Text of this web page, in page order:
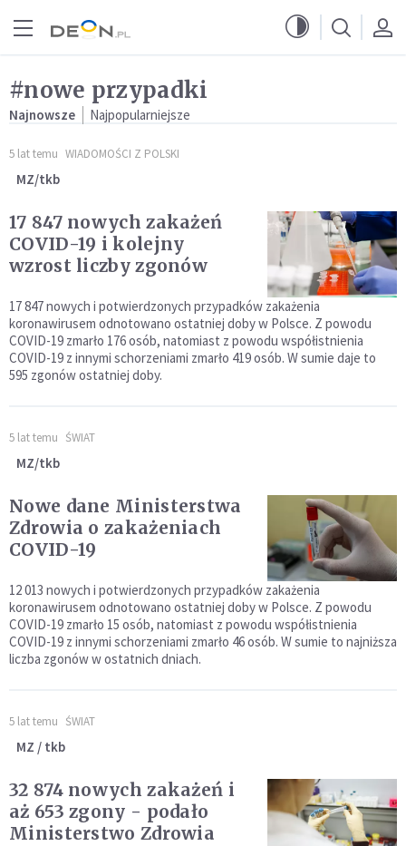
#nowe przypadki
Najnowsze Najpopularniejsze
5 lat temu WIADOMOŚCI Z POLSKI
MZ/tkb
17 847 nowych zakażeń
COVID-19 i kolejny
wzrost liczby zgonów
17 847 nowych i potwierdzonych przypadków zakażenia
koronawirusem odnotowano ostatniej doby w Polsce. Z powodu
COVID-19 zmarło 176 osób, natomiast z powodu współistnienia
COVID-19 z innymi schorzeniami zmarło 419 osób. W sumie daje to
595 zgonów ostatniej doby.
5 lat temu ŚWIAT
MZ/tkb
Nowe dane Ministerstwa
Zdrowia o zakażeniach
COVID-19
12 013 nowych i potwierdzonych przypadków zakażenia
koronawirusem odnotowano ostatniej doby w Polsce. Z powodu
COVID-19 zmarło 15 osób, natomiast z powodu współistnienia
COVID-19 z innymi schorzeniami zmarło 46 osób. W sumie to najniższa
liczba zgonów w ostatnich dniach.
5 lat temu ŚWIAT
MZ / tkb
32 874 nowych zakażeń i
aż 653 zgony - podało
Ministerstwo Zdrowia